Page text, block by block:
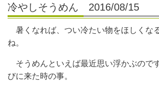
冷やしそうめん 2016/08/15
暑くなれば、つい冷たい物をほしくな
ね。
そうめんといえば最近思い浮かぶので
びに来た時の事。